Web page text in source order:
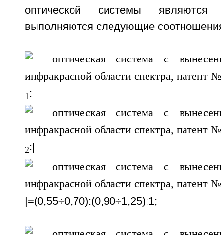
оптической системы
выполняются следующие
1:
2:|
|=(0,55÷0,70):(0,90÷1,25):1;